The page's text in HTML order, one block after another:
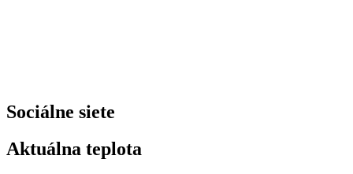
Sociálne siete
Aktuálna teplota